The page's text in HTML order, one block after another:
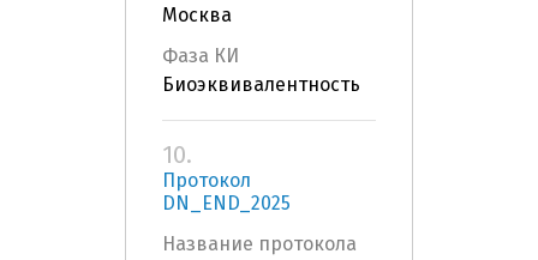
Москва
Фаза КИ
Биоэквивалентность
10.
Протокол
DN_END_2025
Название протокола